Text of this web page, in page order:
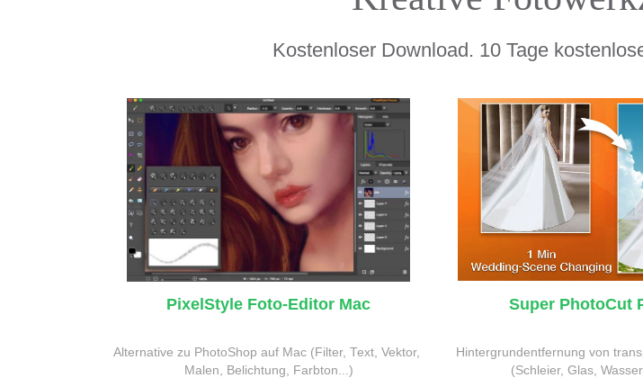
Kostenloser Download. 10 Tage
PixelStyle Foto-Editor Mac
Alternative zu PhotoShop auf Mac (Filter, Text, Vektor,
Malen, Belichtung, Farbton...)
Super PhotoCut
Hintergrundentfernung von
(Schleier, Glas,